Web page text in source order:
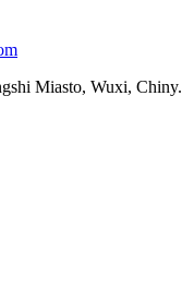
Miasto, Wuxi, Chiny.